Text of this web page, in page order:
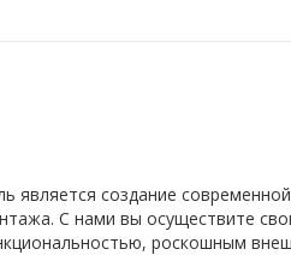
является создание
С нами вы осуществите
роскошным